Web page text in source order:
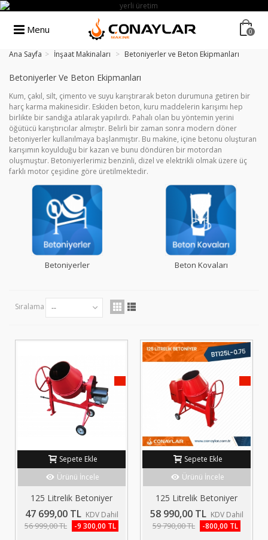
Menu 0
Ana Sayfa > İnşaat Makinaları > Betoniyerler ve Beton Ekipmanları
Betoniyerler Ve Beton Ekipmanları
Kum, çakıl, silt, çimento ve suyu karıştırarak beton durumuna getiren bir
harç karma makinesidir. Eskiden beton, kuru maddelerin karışımı hep
birlikte bir sandığa atılarak yapılırdı. Pahalı olan bu yöntemin yerini
öğütücü karıştırıcılar almıştır. Belirli bir zaman sonra modern döner
betoniyerler kullanılmaya başlanmıştır. Bu makine, içine betonu oluşturan
karışımın koyulduğu bir kazan ve bunu döndüren bir motordan
oluşmuştur. Betoniyerlerimiz benzinli, dizel ve elektrikli olmak üzere üç
farklı motor çeşidine göre üretilmektedir.
Betoniyerler Beton Kovaları
Sıralama --
Sepete Ekle
Ürünü İncele
125 Litrelik Betoniyer
0.75HP...
47 699,00 TL KDV Dahil
56 999,00 TL -9 300,00 TL
Sepete Ekle
Ürünü İncele
125 Litrelik Betoniyer
0.75HP...
58 990,00 TL KDV Dahil
59 790,00 TL -800,00 TL